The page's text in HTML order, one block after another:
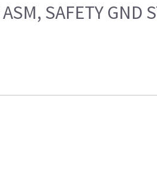
SAFETY GND